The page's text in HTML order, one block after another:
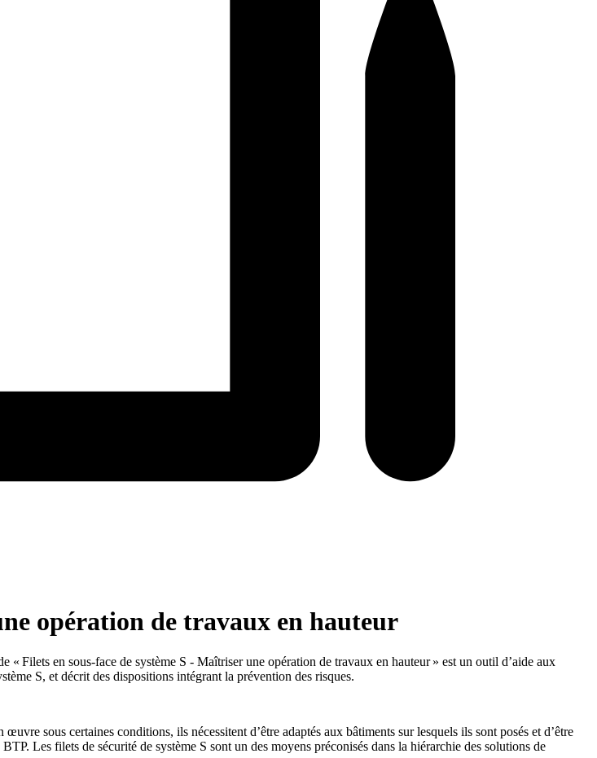
opération de travaux en hauteur
Filets en sous-face de système S - Maîtriser une opération de travaux en hauteur » est un outil d’aide aux
S, et décrit des dispositions intégrant la prévention des risques.
œuvre sous certaines conditions, ils nécessitent d’être adaptés aux bâtiments sur lesquels ils sont posés et d’être
Les filets de sécurité de système S sont un des moyens préconisés dans la hiérarchie des solutions de